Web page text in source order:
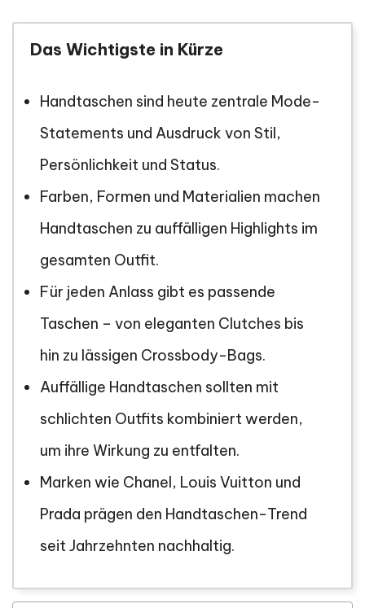
Das Wichtigste in Kürze
Handtaschen sind heute zentrale Mode-
Statements und Ausdruck von Stil,
Persönlichkeit und Status.
Farben, Formen und Materialien machen
Handtaschen zu auffälligen Highlights im
gesamten Outfit.
Für jeden Anlass gibt es passende
Taschen – von eleganten Clutches bis
hin zu lässigen Crossbody-Bags.
Auffällige Handtaschen sollten mit
schlichten Outfits kombiniert werden,
um ihre Wirkung zu entfalten.
Marken wie Chanel, Louis Vuitton und
Prada prägen den Handtaschen-Trend
seit Jahrzehnten nachhaltig.